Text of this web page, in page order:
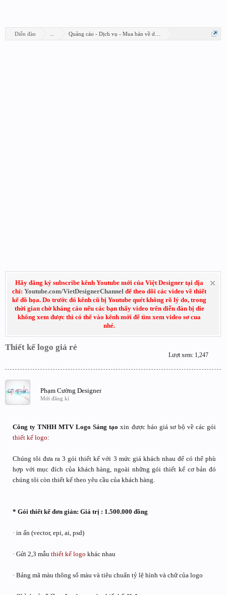
Diễn đàn Quảng cáo - Dịch vụ - Mua bán về design
Hãy đăng ký subscribe kênh Youtube mới của Việt Designer tại địa
chỉ: Youtube.com/VietDesignerChannel để theo dõi các video về thiết
kế đồ họa. Do trước đó kênh cũ bị Youtube quét không rõ lý do, trong
thời gian chờ kháng cáo nếu các bạn thấy video trên diễn đàn bị die
không xem được thì có thể vào kênh mới để tìm xem video sơ cua
nhé.
Thiết kế logo giá rẻ
Lượt xem: 1,247
Phạm Cường Designer
Mới đăng kí
Công ty TNHH MTV Logo Sáng tạo xin được báo giá sơ bộ về các gói
thiết kế logo:
Chúng tôi đưa ra 3 gói thiết kế với 3 mức giá khách nhau để có thể phù
hợp với mục đích của khách hàng, ngoài những gói thiết kế cơ bản đó
chúng tôi còn thiết kế theo yêu cầu của khách hàng.
* Gói thiết kế đơn giản: Giá trị : 1.500.000 đồng
· in ấn (vector, epi, ai, psd)
· Gửi 2,3 mẫu thiết kế logo khác nhau
· Bảng mã màu thông số màu và tiêu chuẩn tỷ lệ hình và chữ của logo